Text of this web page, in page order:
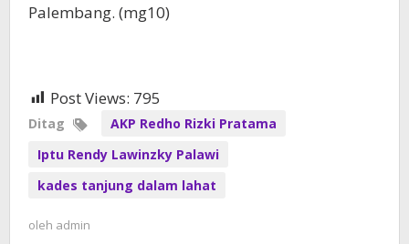
Palembang. (mg10)
Post Views: 795
Ditag
AKP Redho Rizki Pratama
Iptu Rendy Lawinzky Palawi
kades tanjung dalam lahat
oleh admin